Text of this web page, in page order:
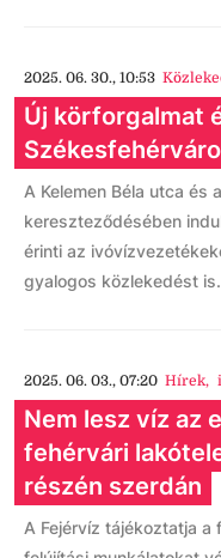
2025. 06. 30., 10:53
Új körforgalmat
A Kelemen Béla utca és
kereszteződésében
érinti az
gyalogos közlekedést is.
2025. 06. 03., 07:20 Hírek,
Nem lesz víz az
fehérvári
részén szerdán
A Fejérvíz tájékoztatja